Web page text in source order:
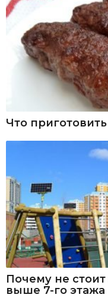
Что
Почему не
выше 7-го этажа